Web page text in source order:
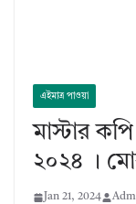
এইমাত্র পাওয়া
মাস্টার
২০২৪ ।
Jan 21, 2024